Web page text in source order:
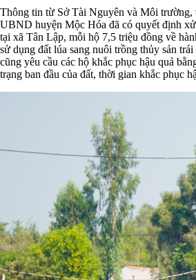
Thông tin từ Sở Tài Nguyên và Môi trường,
UBND huyện Mộc Hóa đã có quyết định
tại xã Tân Lập, mỗi hộ 7,5 triệu đồng về
sử dụng đất lúa sang nuôi trồng thủy sản
cũng yêu cầu các hộ khắc phục hậu quả
trạng ban đầu của đất, thời gian khắc phục